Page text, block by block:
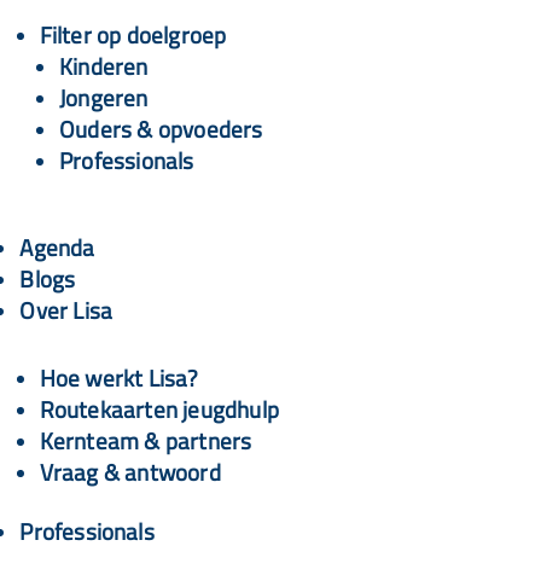
Filter op doelgroep
Kinderen
Jongeren
Ouders & opvoeders
Professionals
Agenda
Blogs
Over Lisa
Hoe werkt Lisa?
Routekaarten jeugdhulp
Kernteam & partners
Vraag & antwoord
Professionals